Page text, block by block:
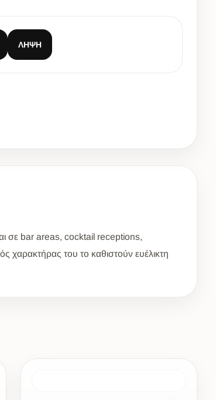
ΛΉΨΗ
σε bar areas, cocktail receptions,
χαρακτήρας του το καθιστούν ευέλικτη